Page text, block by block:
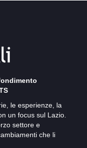
le esperienze, la
un focus sul Lazio.
settore e
che li